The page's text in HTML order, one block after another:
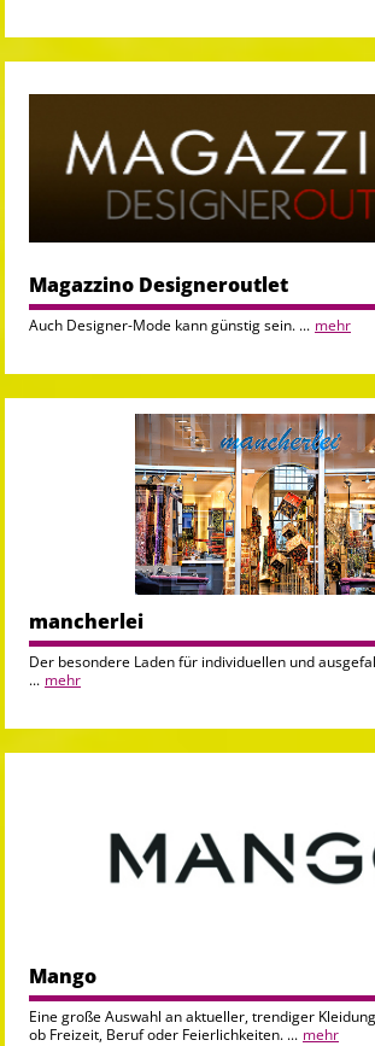
Magazzino Designeroutlet
Auch Designer-Mode kann günstig sein. ... mehr
mancherlei
Der besondere Laden für individuellen und
... mehr
Mango
Eine große Auswahl an aktueller, trendiger
ob Freizeit, Beruf oder Feierlichkeiten. ... mehr